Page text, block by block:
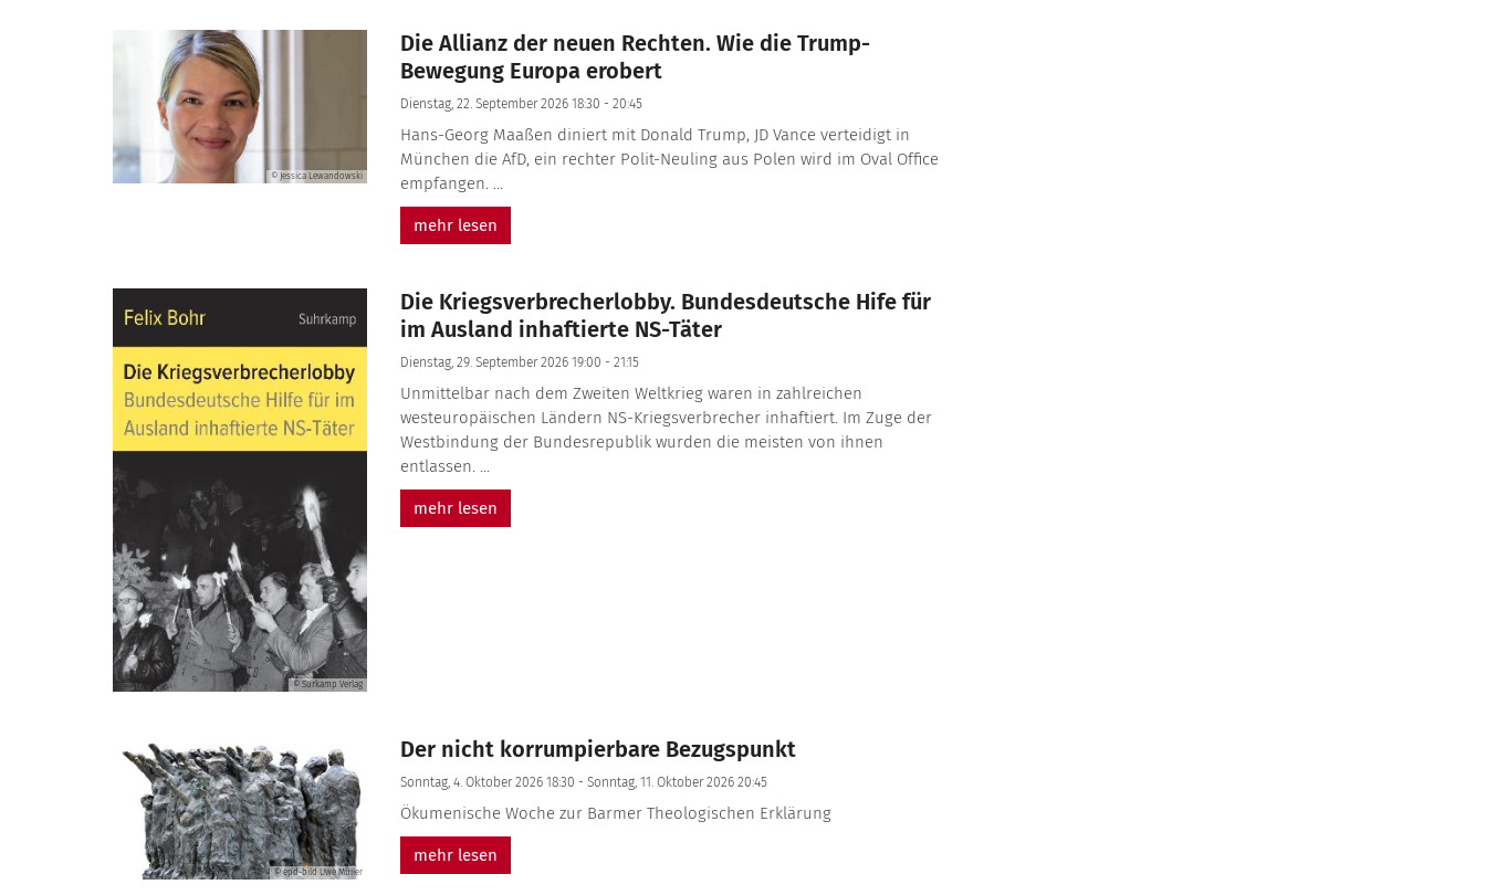
© Jessica Lewandowski
Die Allianz der neuen Rechten. Wie die Trump-
Bewegung Europa erobert
Dienstag, 22. September 2026 18:30 - 20:45
Hans-Georg Maaßen diniert mit Donald Trump, JD Vance verteidigt in
München die AfD, ein rechter Polit-Neuling aus Polen wird im Oval Office
empfangen. ...
mehr lesen
© Surkamp Verlag
Die Kriegsverbrecherlobby. Bundesdeutsche Hife für
im Ausland inhaftierte NS-Täter
Dienstag, 29. September 2026 19:00 - 21:15
Unmittelbar nach dem Zweiten Weltkrieg waren in zahlreichen
westeuropäischen Ländern NS-Kriegsverbrecher inhaftiert. Im Zuge der
Westbindung der Bundesrepublik wurden die meisten von ihnen
entlassen. ...
mehr lesen
© epd-bild Uwe Müller
Der nicht korrumpierbare Bezugspunkt
Sonntag, 4. Oktober 2026 18:30 - Sonntag, 11. Oktober 2026 20:45
Ökumenische Woche zur Barmer Theologischen Erklärung
mehr lesen